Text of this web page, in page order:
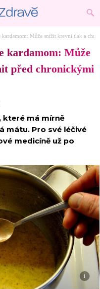
kardamom: Může snížit krevní tlak a
kardamom: Může
před chronickými
které má mírně
mátu. Pro své léčivé
medicíně už po
i